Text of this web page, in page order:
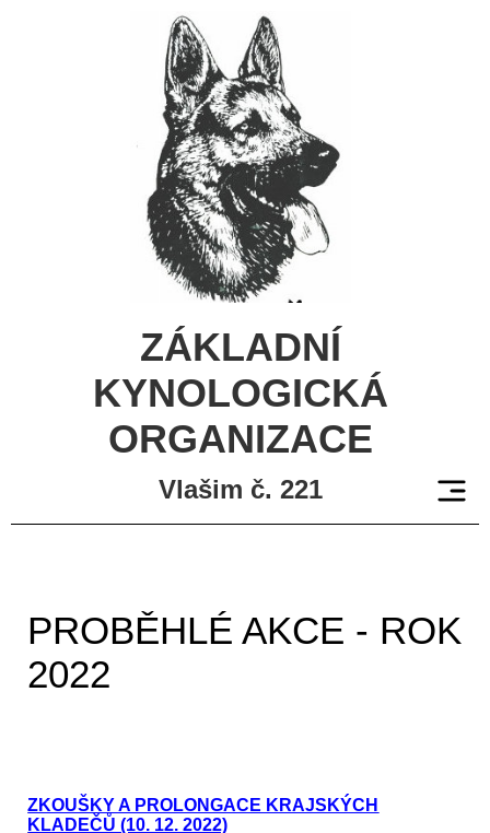
ZÁKLADNÍ
KYNOLOGICKÁ
ORGANIZACE
Vlašim č. 221
PROBĚHLÉ AKCE - ROK
2022
ZKOUŠKY A PROLONGACE KRAJSKÝCH
KLADEČŮ (10. 12. 2022)